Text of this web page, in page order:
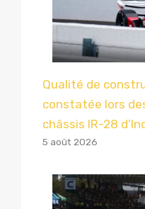
Qualité de
constatée lors
châssis IR-28
5 août 2026